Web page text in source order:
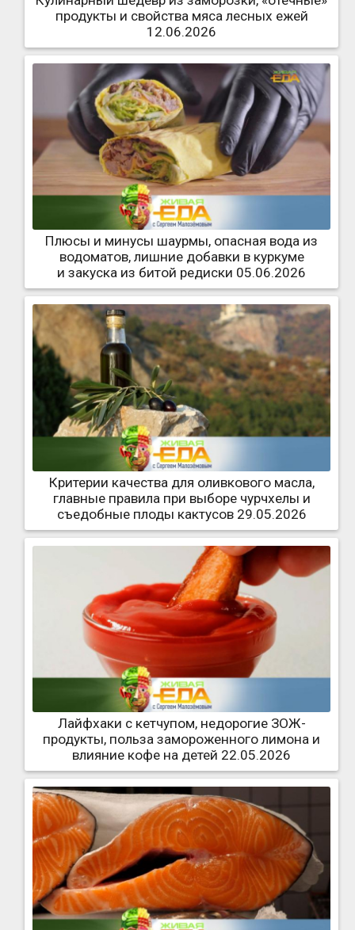
продукты и свойства мяса лесных ежей
12.06.2026
Плюсы и минусы шаурмы, опасная вода из
водоматов, лишние добавки в куркуме
и закуска из битой редиски 05.06.2026
Критерии качества для оливкового масла,
главные правила при выборе чурчхелы и
съедобные плоды кактусов 29.05.2026
Лайфхаки с кетчупом, недорогие ЗОЖ-
продукты, польза замороженного лимона и
влияние кофе на детей 22.05.2026